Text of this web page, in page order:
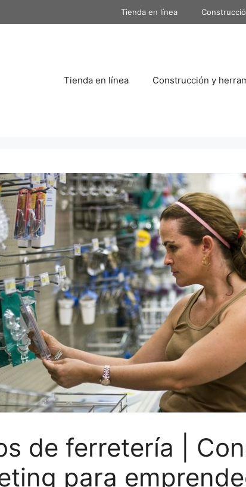
Tienda en línea
Tienda en línea Construcción y
de ferretería |
para